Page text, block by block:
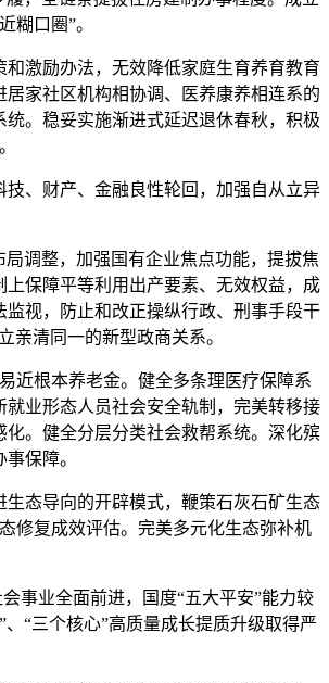
糊口圈”。
激励办法，无效降低家庭生育养育教育
家社区机构相协调、医养康养相连系的
。稳妥实施渐进式延迟退休春秋，积极
、财产、金融良性轮回，加强自从立异
调整，加强国有企业焦点功能，提拔焦
保障平等利用出产要素、无效权益，成
视，防止和改正操纵行政、刑事手段干
亲清同一的新型政商关系。
近根本养老金。健全多条理医疗保障系
业形态人员社会安全轨制，完美转移接
。健全分层分类社会救帮系统。深化殡
保障。
态导向的开辟模式，鞭策石灰石矿生态
修复成效评估。完美多元化生态弥补机
事业全面前进，国度“五大平安”能力较
“三个核心”高质量成长提质升级取得严